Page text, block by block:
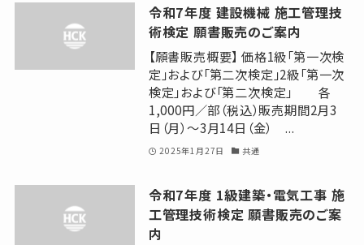
令和7年度 建設機械 施工管理技
術検定 願書販売のご案内
【願書販売概要】 価格1級「第一次検
定」および「第二次検定」2級「第一次
検定」および「第二次検定」 各
1,000円／部（税込）販売期間2月3
日（月）～3月14日（金） ...
2025年1月27日 共通
令和7年度 1級建築・電気工事 施
工管理技術検定 願書販売のご案
内